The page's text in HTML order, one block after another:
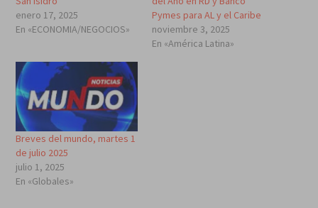
enero 17, 2025
En «ECONOMIA/NEGOCIOS»
Pymes para AL y el Caribe
noviembre 3, 2025
En «América Latina»
Breves del mundo, martes 1
de julio 2025
julio 1, 2025
En «Globales»